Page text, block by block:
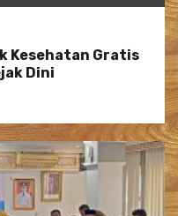
Kesehatan Gratis
Dini